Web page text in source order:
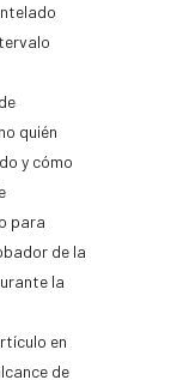
quién
y cómo
para
de la
la
en
de